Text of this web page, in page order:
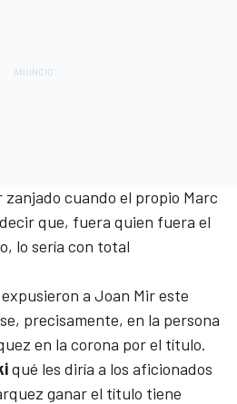
cuando el propio Marc
que, fuera quien fuera el
lo sería con total
a Joan Mireste
precisamente, en la persona
en la corona por el título.
qué les diría a los aficionados
ganar el título tiene